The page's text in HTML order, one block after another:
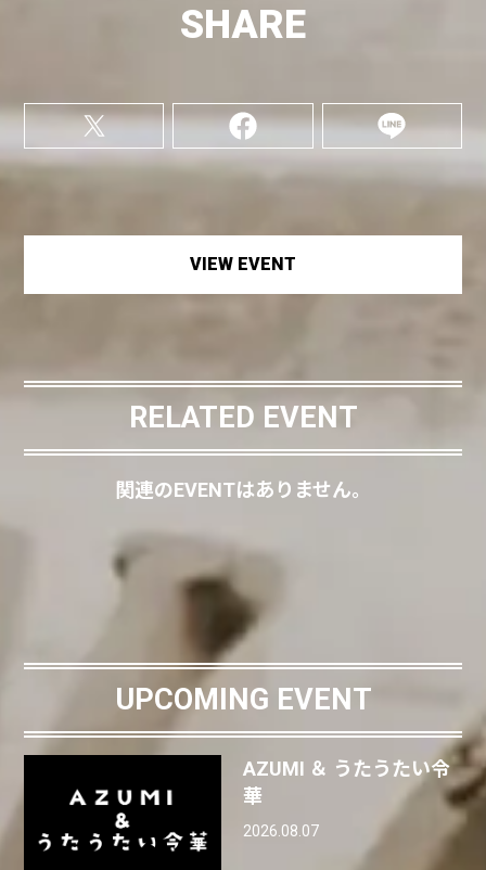
SHARE
VIEW EVENT
RELATED EVENT
関連のEVENTはありません。
UPCOMING EVENT
AZUMI ＆ うたうたい令
華
2026.08.07